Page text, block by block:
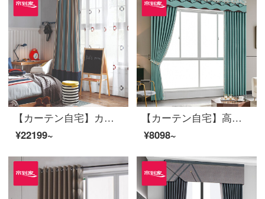
【カーテン自宅】カーテン製品の子供用アニメの高遮光定型カーテン現代継ぎ手の高精密リビングルームの床の窓LDC 20 SSB-1401ホールを開ける/カーテンヘッドを含まない(高さ2.6メートル以内で変更可能)XLのカーテンセット/ダブルオープン(適用窓の幅3.5-4.1メートル)
¥22199~
【カーテン自宅】高遮光定型リビングルームの床窓、テキーラのポリエステルカーテンの完成品をつなぎ合わせてカスタマイズしてLDC 20 SSC-69 Sフック/カーテンヘッドを含まない(高さ2.6 m以内で変更可能)Lのカーテンセット/ダブルオープン(適用窓幅2.9-3.2 m)
¥8098~